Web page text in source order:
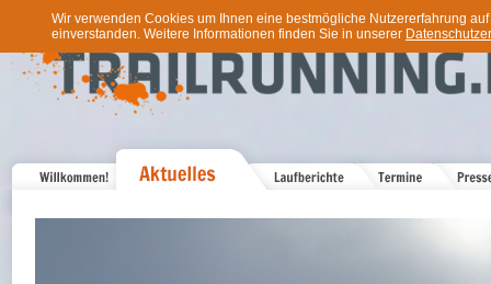
Wir verwenden Cookies um Ihnen eine bestmögliche Nutzererfahrung
einverstanden. Weitere Informationen finden Sie in unserer